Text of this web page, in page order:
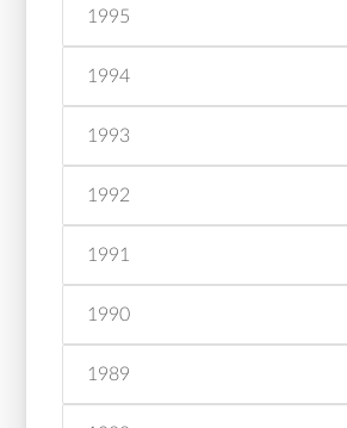
1995
1994
1993
1992
1991
1990
1989